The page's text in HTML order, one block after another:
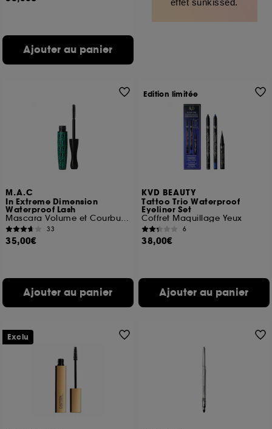
Ajouter au panier
effet sunkissed.
M.A.C
In Extreme Dimension
Waterproof Lash
Mascara Volume et Courbure Waterproof
33
35,00€
Ajouter au panier
KVD BEAUTY
Tattoo Trio Waterproof
Eyeliner Set
Coffret Maquillage Yeux
6
38,00€
Ajouter au panier
Edition limitée
Exclu